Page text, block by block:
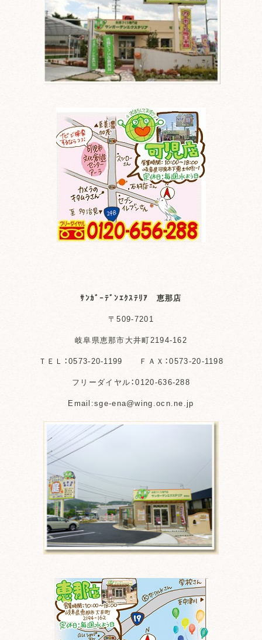
ｻﾝｶﾞｰﾃﾞﾝｴｸｽﾃﾘｱ 恵那店
〒509-7201
岐阜県恵那市大井町2194-162
ＴＥＬ：0573-20-1199 ＦＡＸ：0573-20-1198
フリーダイヤル：0120-636-288
Email:sge-ena@wing.ocn.ne.jp